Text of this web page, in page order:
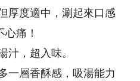
厚度適中，涮起來口感
痛！
汁，超入味。
一層香酥感，吸湯能力